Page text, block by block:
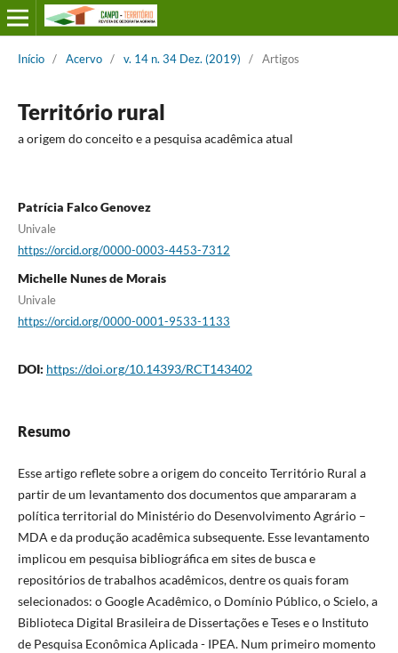
Início / Acervo / v. 14 n. 34 Dez. (2019) / Artigos
Território rural
a origem do conceito e a pesquisa acadêmica atual
Patrícia Falco Genovez
Univale
https://orcid.org/0000-0003-4453-7312
Michelle Nunes de Morais
Univale
https://orcid.org/0000-0001-9533-1133
DOI: https://doi.org/10.14393/RCT143402
Resumo
Esse artigo reflete sobre a origem do conceito Território Rural a
partir de um levantamento dos documentos que ampararam a
política territorial do Ministério do Desenvolvimento Agrário –
MDA e da produção acadêmica subsequente. Esse levantamento
implicou em pesquisa bibliográfica em sites de busca e
repositórios de trabalhos acadêmicos, dentre os quais foram
selecionados: o Google Acadêmico, o Domínio Público, o Scielo, a
Biblioteca Digital Brasileira de Dissertações e Teses e o Instituto
de Pesquisa Econômica Aplicada - IPEA. Num primeiro momento